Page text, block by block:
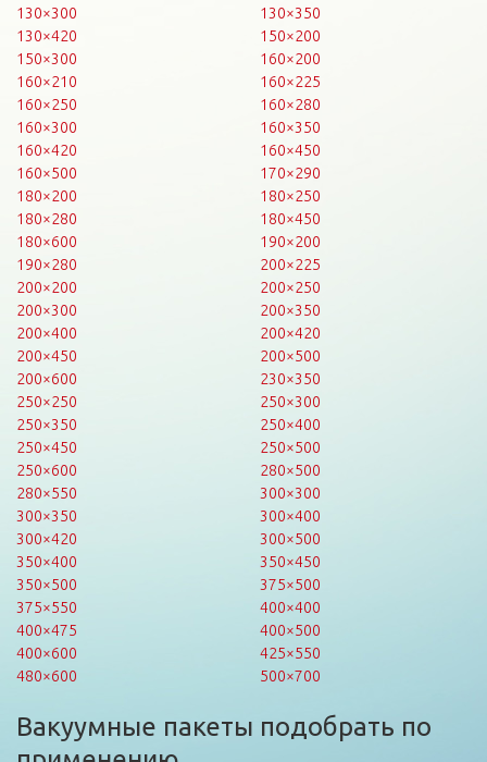
130×300
130×350
130×420
150×200
150×300
160×200
160×210
160×225
160×250
160×280
160×300
160×350
160×420
160×450
160×500
170×290
180×200
180×250
180×280
180×450
180×600
190×200
190×280
200×225
200×200
200×250
200×300
200×350
200×400
200×420
200×450
200×500
200×600
230×350
250×250
250×300
250×350
250×400
250×450
250×500
250×600
280×500
280×550
300×300
300×350
300×400
300×420
300×500
350×400
350×450
350×500
375×500
375×550
400×400
400×475
400×500
400×600
425×550
480×600
500×700
Вакуумные пакеты подобрать по